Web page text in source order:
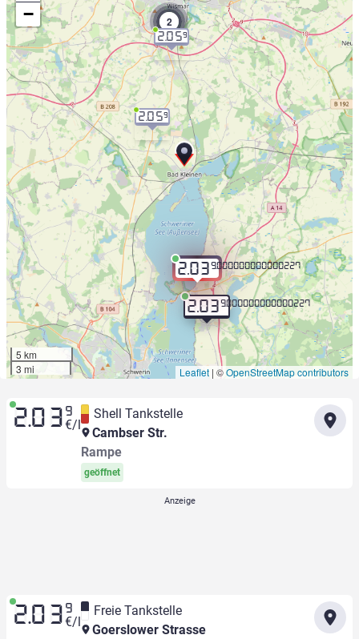
2.039.000000000000227
2.039.000000000000227
2.059
2.059
2
−
5 km
3 mi
Leaflet | ©OpenStreetMap contributors
2.03 9
€/l
Shell Tankstelle
Cambser Str.
Rampe
geöffnet
2.03 9
€/l
Freie Tankstelle
Goerslower Strasse